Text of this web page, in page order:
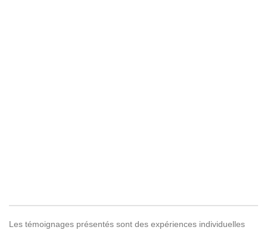
Les témoignages présentés sont des expériences individuelles